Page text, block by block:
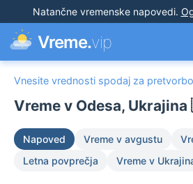
Natančne vremenske napovedi.
Vreme.vip
Vnesite vrednosti spodaj za pretvorbo
Vreme v Odesa,
Napoved Vreme v avgustu
Letna povprečja
Vreme v